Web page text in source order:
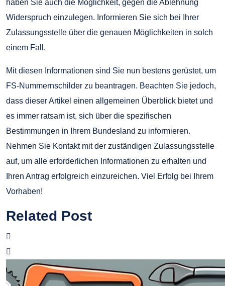
haben Sie auch die Möglichkeit, gegen die Ablehnung
Widerspruch einzulegen. Informieren Sie sich bei Ihrer
Zulassungsstelle über die genauen Möglichkeiten in solch
einem Fall.
Mit diesen Informationen sind Sie nun bestens gerüstet, um
FS-Nummernschilder zu beantragen. Beachten Sie jedoch,
dass dieser Artikel einen allgemeinen Überblick bietet und
es immer ratsam ist, sich über die spezifischen
Bestimmungen in Ihrem Bundesland zu informieren.
Nehmen Sie Kontakt mit der zuständigen Zulassungsstelle
auf, um alle erforderlichen Informationen zu erhalten und
Ihren Antrag erfolgreich einzureichen. Viel Erfolg bei Ihrem
Vorhaben!
Related Post